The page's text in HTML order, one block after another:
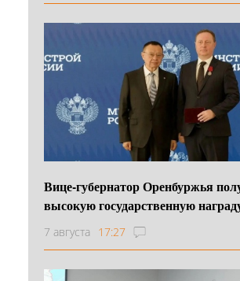
Вице-губернатор Оренбуржья
высокую государственную
7 августа 17:27